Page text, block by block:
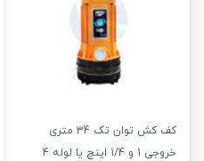
کف کش توان تک 34 متری
خروجی 1 و 1/4 اینچ یا لوله 4